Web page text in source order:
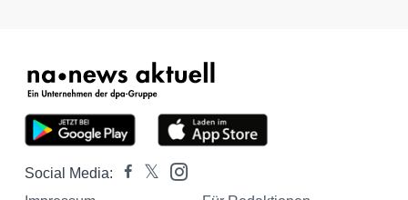
Social Media: